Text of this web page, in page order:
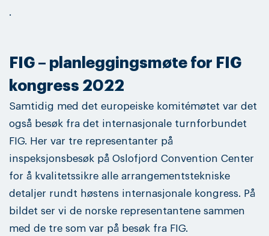
.
FIG – planleggingsmøte for FIG
kongress 2022
Samtidig med det europeiske komitémøtet var det
også besøk fra det internasjonale turnforbundet
FIG. Her var tre representanter på
inspeksjonsbesøk på Oslofjord Convention Center
for å kvalitetssikre alle arrangementstekniske
detaljer rundt høstens internasjonale kongress. På
bildet ser vi de norske representantene sammen
med de tre som var på besøk fra FIG.